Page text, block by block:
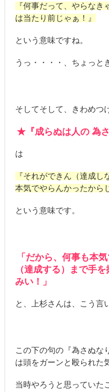
『何事だって、やらな
は当たり前じゃぁ！』
という意味ですね。
うっ・・・・、ちょっと
そしてそして、きわめつ
★『成らぬは人の 為さ
は
『それができん（達成
本気でやらんかったから
という意味です。
「だから、何事も本
（達成する）まで手
みい！」
と、上杉さんは、こう言
この下の句の『為さぬな
は頭をガーンと殴られた
当時やろうと思っていた